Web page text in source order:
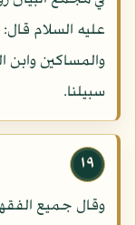
عليه السلام
والمساكين وابن
سبيلنا.
١٩
وقال جميع